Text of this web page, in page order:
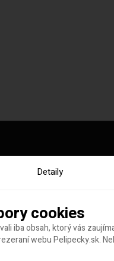
Detaily
cookies
iba obsah, ktorý vás
webu Pelipecky.sk.